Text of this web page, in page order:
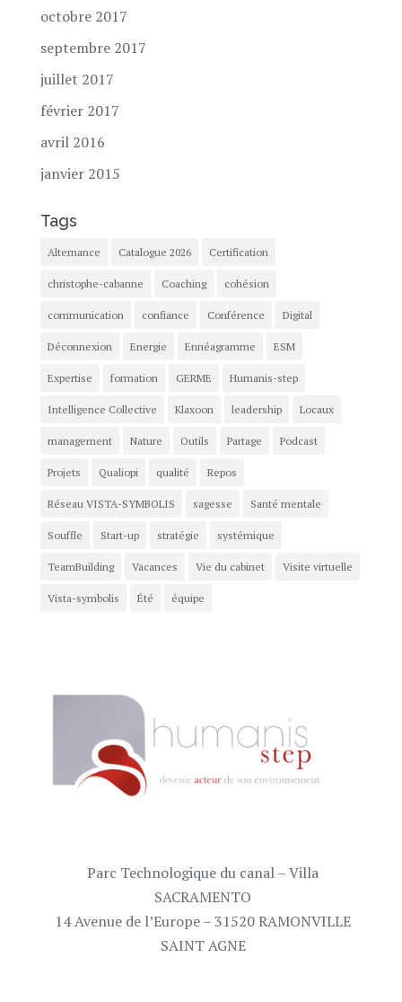
octobre 2017
septembre 2017
juillet 2017
février 2017
avril 2016
janvier 2015
Tags
Alternance Catalogue 2026 Certification
christophe-cabanne Coaching cohésion
communication confiance Conférence Digital
Déconnexion Energie Ennéagramme ESM
Expertise formation GERME Humanis-step
Intelligence Collective Klaxoon leadership Locaux
management Nature Outils Partage Podcast
Projets Qualiopi qualité Repos
Réseau VISTA-SYMBOLIS sagesse Santé mentale
Souffle Start-up stratégie systémique
TeamBuilding Vacances Vie du cabinet Visite virtuelle
Vista-symbolis Été équipe
Parc Technologique du canal – Villa
SACRAMENTO
14 Avenue de l’Europe – 31520 RAMONVILLE
SAINT AGNE